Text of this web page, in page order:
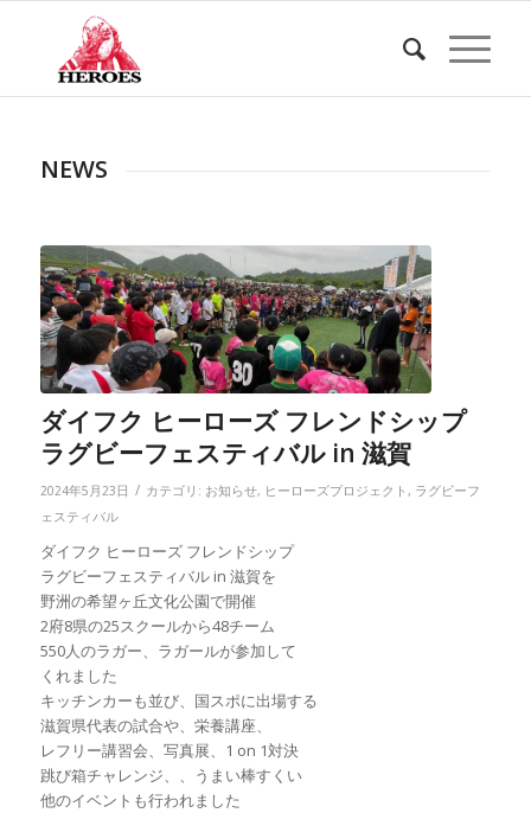
NEWS
ダイフク ヒーローズ フレンドシップ
ラグビーフェスティバル in 滋賀
2024年5月23日 / カテゴリ: お知らせ, ヒーローズプロジェクト , ラグビーフ
ェスティバル
ダイフク ヒーローズ フレンドシップ
ラグビーフェスティバル in 滋賀を
野洲の希望ヶ丘文化公園で開催
2府8県の25スクールから48チーム
550人のラガー、ラガールが参加して
くれました
キッチンカーも並び、国スポに出場する
滋賀県代表の試合や、栄養講座、
レフリー講習会、写真展、1 on 1対決
跳び箱チャレンジ、、うまい棒すくい
他のイベントも行われました